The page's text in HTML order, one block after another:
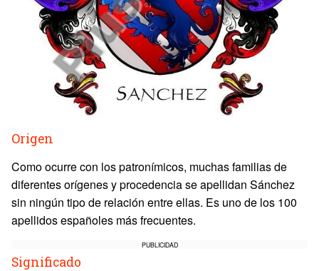
Origen
Como ocurre con los patronímicos, muchas familias de
diferentes orígenes y procedencia se apellidan Sánchez
sin ningún tipo de relación entre ellas. Es uno de los 100
apellidos españoles más frecuentes.
PUBLICIDAD
Significado